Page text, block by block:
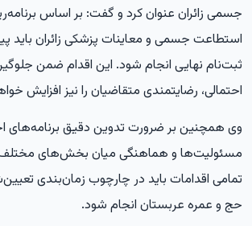
جسمی زائران عنوان کرد و گفت: بر اساس
استطاعت جسمی و معاینات پزشکی زائران باید
ثبت‌نام نهایی انجام شود. این اقدام ضمن
احتمالی، رضایتمندی متقاضیان را نیز افزایش
وی همچنین بر ضرورت تدوین دقیق برنامه‌های
مسئولیت‌ها و هماهنگی میان بخش‌های مختلف
تمامی اقدامات باید در چارچوب زمان‌بندی
حج و عمره عربستان انجام شود.